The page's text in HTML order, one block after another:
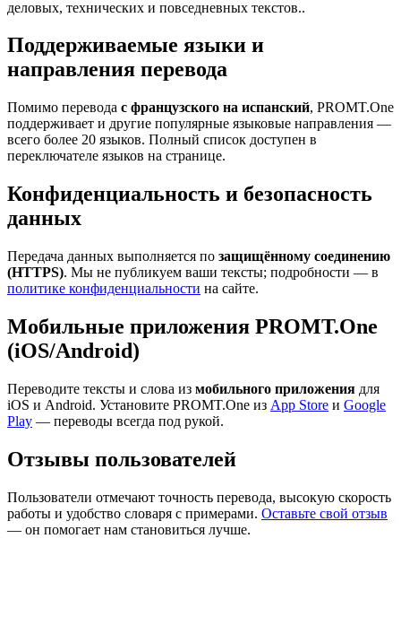
деловых, технических и повседневных текстов..
Поддерживаемые языки и
направления перевода
Помимо перевода с французского на испанский, PROMT.One
поддерживает и другие популярные языковые направления —
всего более 20 языков. Полный список доступен в
переключателе языков на странице.
Конфиденциальность и безопасность
данных
Передача данных выполняется по защищённому соединению
(HTTPS). Мы не публикуем ваши тексты; подробности — в
политике конфиденциальности на сайте.
Мобильные приложения PROMT.One
(iOS/Android)
Переводите тексты и слова из мобильного приложения для
iOS и Android. Установите PROMT.One из App Store и Google
Play — переводы всегда под рукой.
Отзывы пользователей
Пользователи отмечают точность перевода, высокую скорость
работы и удобство словаря с примерами. Оставьте свой отзыв
— он помогает нам становиться лучше.